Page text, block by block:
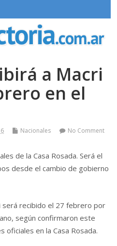
a Macri
en el
Nacionales No Comment
de la Casa Rosada. Será el
desde el cambio de gobierno
será recibido el 27 febrero por
según confirmaron este
oficiales en la Casa Rosada.